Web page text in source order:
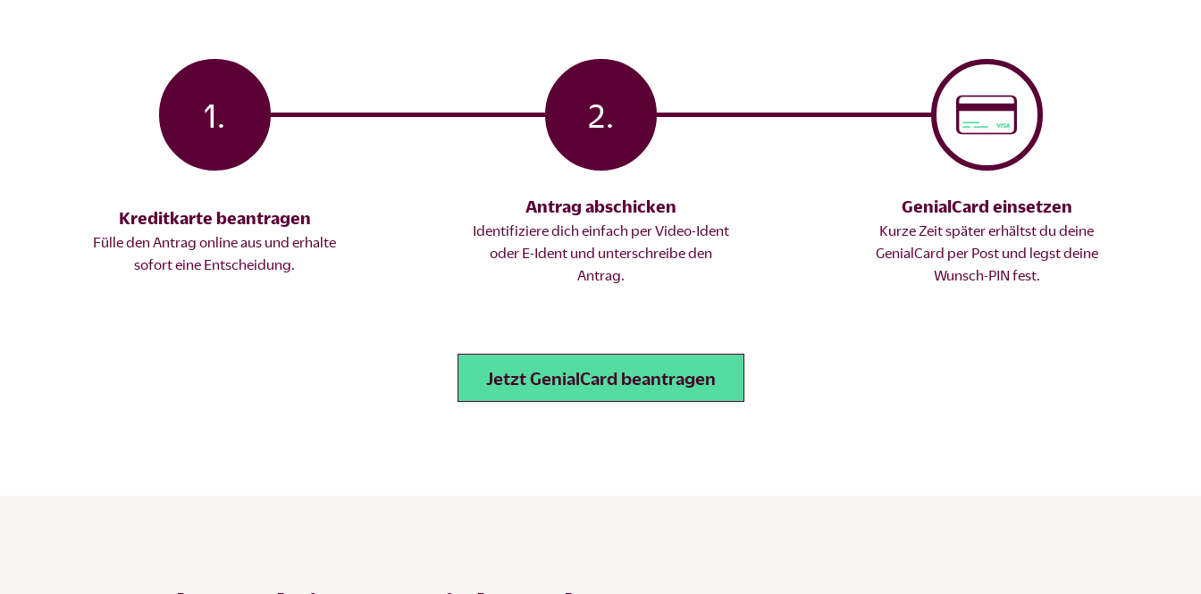
1.
Kreditkarte beantragen
Fülle den Antrag online aus und erhalte
sofort eine Entscheidung.
2.
Antrag abschicken
Identifiziere dich einfach per Video-Ident
oder E-Ident und unterschreibe den
Antrag.
GenialCard einsetzen
Kurze Zeit später erhältst du deine
GenialCard per Post und legst deine
Wunsch-PIN fest.
Jetzt GenialCard beantragen